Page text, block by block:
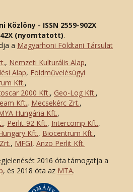
Közlöny - ISSN 2559-902X
(nyomtatott).
a Magyarhoni Földtani Társulat
, Nemzeti Kulturális Alap,
Alap, Földművelésügyi
Kft.,
2000 Kft., Geo-Log Kft.,
Kft., Mecsekérc Zrt.,
Hungária Kft.,
., Perlit-92 Kft., Intercomp Kft.,
Kft., Biocentrum Kft.,
, MFGI, Anzo Perlit Kft.
2016 óta támogatja a
, és 2018 óta az MTA.